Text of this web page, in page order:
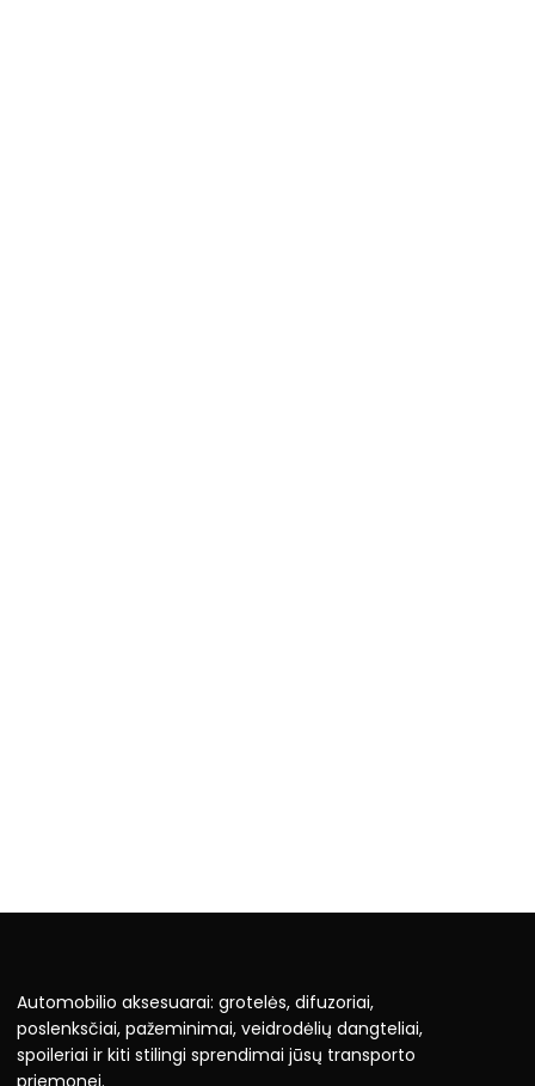
Automobilio aksesuarai: grotelės, difuzoriai,
poslenksčiai, pažeminimai, veidrodėlių dangteliai,
spoileriai ir kiti stilingi sprendimai jūsų transporto
priemonei.